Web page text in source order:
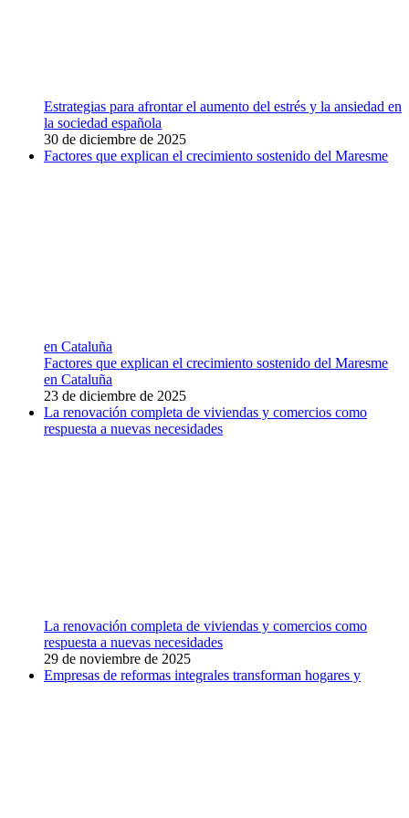
Estrategias para afrontar el aumento del estrés y la ansiedad en
la sociedad española
30 de diciembre de 2025
Factores que explican el crecimiento sostenido del Maresme
en Cataluña
Factores que explican el crecimiento sostenido del Maresme
en Cataluña
23 de diciembre de 2025
La renovación completa de viviendas y comercios como
respuesta a nuevas necesidades
La renovación completa de viviendas y comercios como
respuesta a nuevas necesidades
29 de noviembre de 2025
Empresas de reformas integrales transforman hogares y